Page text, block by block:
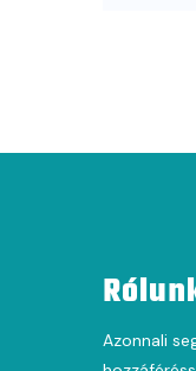
Azonnali